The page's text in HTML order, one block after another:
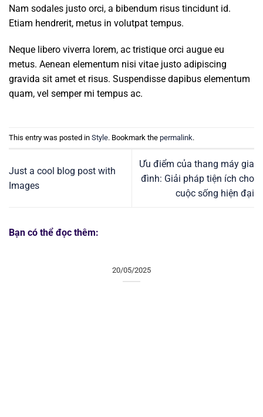
Nam sodales justo orci, a bibendum risus tincidunt id.
Etiam hendrerit, metus in volutpat tempus.
Neque libero viverra lorem, ac tristique orci augue eu
metus. Aenean elementum nisi vitae justo adipiscing
gravida sit amet et risus. Suspendisse dapibus elementum
quam, vel semper mi tempus ac.
This entry was posted in Style. Bookmark the permalink.
Just a cool blog post with
Images
Ưu điểm của thang máy gia
đình: Giải pháp tiện ích cho
cuộc sống hiện đại
Bạn có thể đọc thêm:
20/05/2025